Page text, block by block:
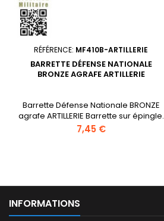
RÉFÉRENCE: MF410B-ARTILLERIE
BARRETTE DÉFENSE NATIONALE
BRONZE AGRAFE ARTILLERIE
Barrette Défense Nationale BRONZE
agrafe ARTILLERIE Barrette sur épingle.
Prix
7,45 €
INFORMATIONS